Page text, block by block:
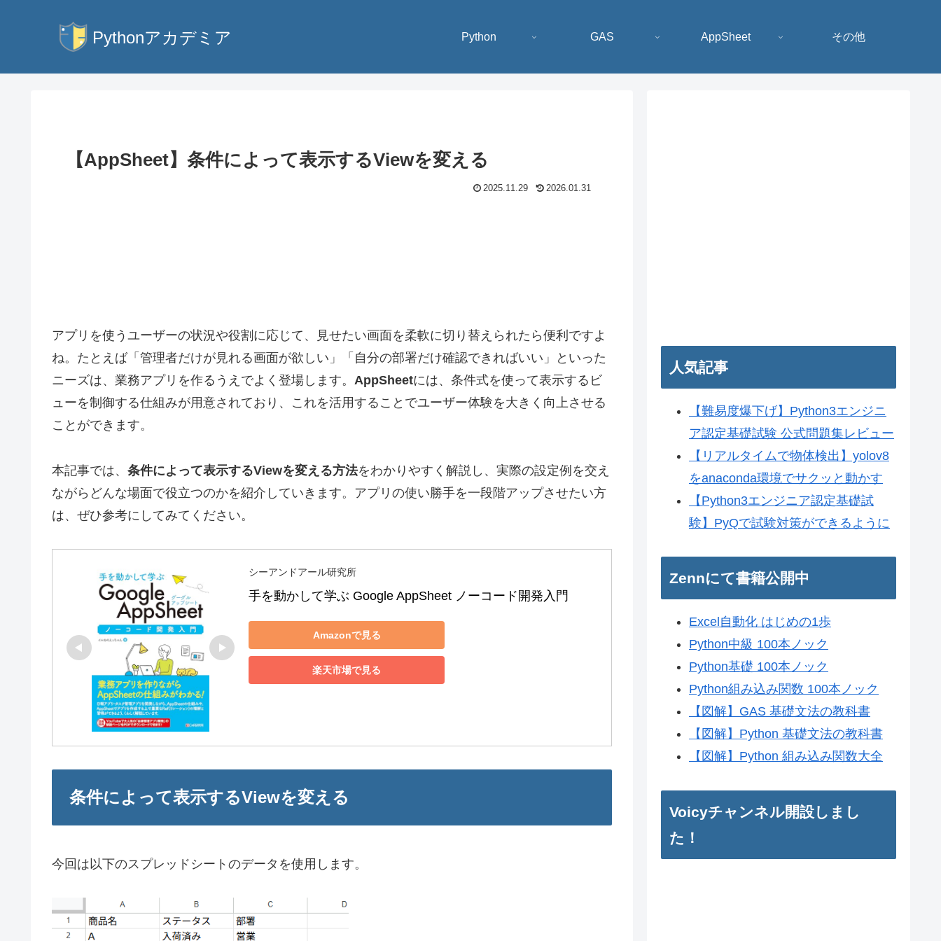
Python GAS AppSheet その他
【AppSheet】条件によって表示するViewを変える
2025.11.29 2026.01.31
アプリを使うユーザーの状況や役割に応じて、見せたい画面を柔軟に切り替えられたら便利ですよ
ね。たとえば「管理者だけが見れる画面が欲しい」「自分の部署だけ確認できればいい」といった
ニーズは、業務アプリを作るうえでよく登場します。 AppSheetには、条件式を使って表示するビ
ューを制御する仕組みが用意されており、これを活用することでユーザー体験を大きく向上させる
ことができます。
本記事では、 条件によって表示するViewを変える方法をわかりやすく解説し、実際の設定例を交え
ながらどんな場面で役立つのかを紹介していきます。アプリの使い勝手を一段階アップさせたい方
は、ぜひ参考にしてみてください。
シーアンドアール研究所
手を動かして学ぶ Google AppSheet ノーコード開発入門
Amazonで見る
楽天市場で見る
条件によって表示するViewを変える
今回は以下のスプレッドシートのデータを使用します。
人気記事
【難易度爆下げ】Python3エンジニ
ア認定基礎試験 公式問題集レビュー
【リアルタイムで物体検出】yolov8
をanaconda環境でサクッと動かす
【Python3エンジニア認定基礎試
験】PyQで試験対策ができるように
Zennにて書籍公開中
Excel自動化 はじめの1歩
Python中級 100本ノック
Python基礎 100本ノック
Python組み込み関数 100本ノック
【図解】GAS 基礎文法の教科書
【図解】Python 基礎文法の教科書
【図解】Python 組み込み関数大全
Voicyチャンネル開設しまし
た！